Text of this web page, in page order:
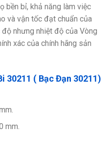
bền bỉ, khả năng làm việc
và vận tốc đạt chuẩn của
nhưng nhiệt độ của Vòng
xác của chính hãng sản
30211 ( Bạc Đạn 30211)
mm.